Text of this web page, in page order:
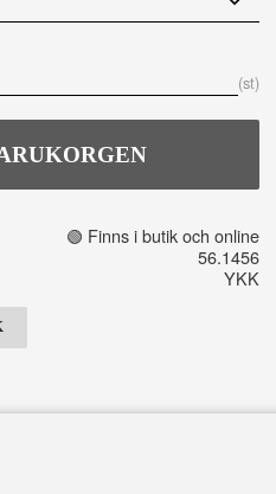
st
🟢 Finns i butik och online
56.1456
YKK